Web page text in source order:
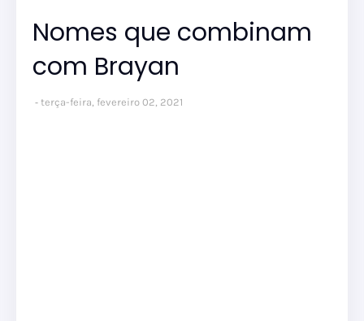
Nomes que combinam
com Brayan
terça-feira, fevereiro 02, 2021